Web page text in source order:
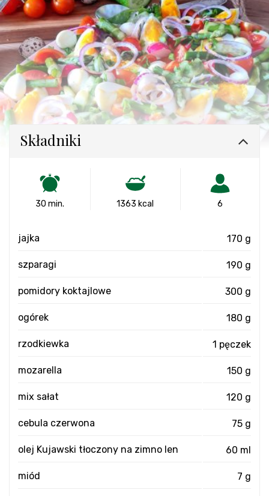
Składniki
30 min. 1363 kcal 6
jajka 170 g
szparagi 190 g
pomidory koktajlowe 300 g
ogórek 180 g
rzodkiewka 1 pęczek
mozarella 150 g
mix sałat 120 g
cebula czerwona 75 g
olej Kujawski tłoczony na zimno len 60 ml
miód 7 g